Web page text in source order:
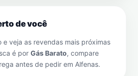
de você
e veja as revendas mais próximas
é por Gás Barato, compare
antes de pedir em Alfenas.